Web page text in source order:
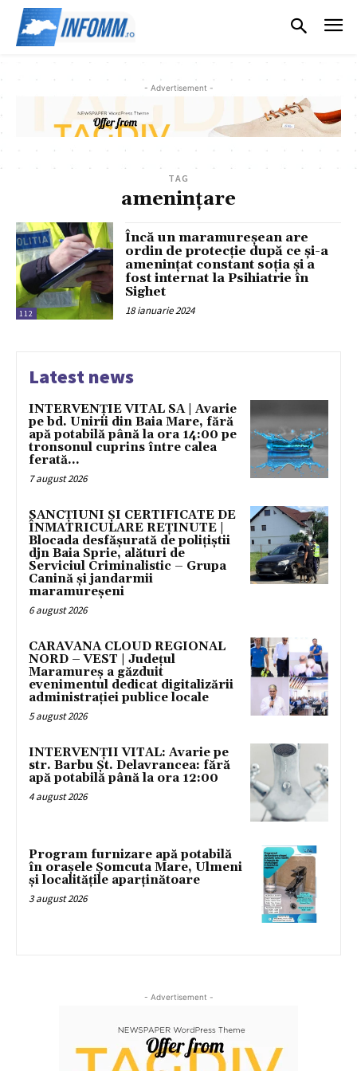
- Advertisement -
TAG
amenințare
112
Încă un maramureșean are
ordin de protecție după ce și-a
amenințat constant soția și a
fost internat la Psihiatrie în
Sighet
18 ianuarie 2024
Latest news
INTERVENȚIE VITAL SA | Avarie
pe bd. Unirii din Baia Mare, fără
apă potabilă până la ora 14:00 pe
tronsonul cuprins între calea
ferată...
7 august 2026
SANCȚIUNI ȘI CERTIFICATE DE
ÎNMATRICULARE REȚINUTE |
Blocada desfășurată de polițiștii
djn Baia Sprie, alături de
Serviciul Criminalistic – Grupa
Canină și jandarmii
maramureșeni
6 august 2026
CARAVANA CLOUD REGIONAL
NORD – VEST | Județul
Maramureș a găzduit
evenimentul dedicat digitalizării
administrației publice locale
5 august 2026
INTERVENȚII VITAL: Avarie pe
str. Barbu Șt. Delavrancea: fără
apă potabilă până la ora 12:00
4 august 2026
Program furnizare apă potabilă
în orașele Șomcuta Mare, Ulmeni
și localitățile aparținătoare
3 august 2026
- Advertisement -